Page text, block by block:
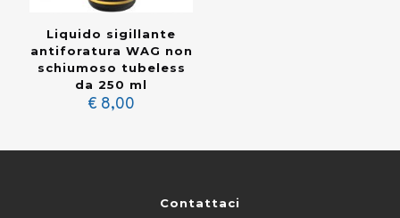
Liquido sigillante
antiforatura WAG non
schiumoso tubeless
da 250 ml
€ 8,00
Contattaci